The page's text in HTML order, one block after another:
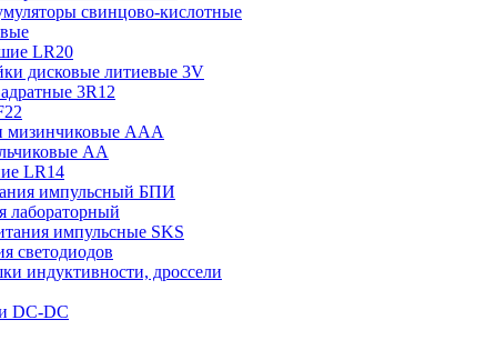
свинцово-кислотные
LR20
дисковые литиевые 3V
3R12
мизинчиковые ААА
АА
LR14
импульсный БПИ
лабораторный
импульсные SKS
светодиодов
индуктивности, дроссели
DC-DC